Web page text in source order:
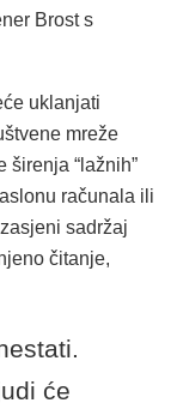
Brost s
uklanjati
mreže
širenja “lažnih”
računala ili
sadržaj
čitanje,
će